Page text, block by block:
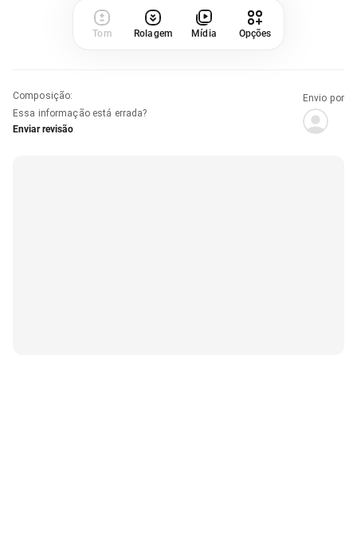
Tom Rolagem Mídia Opções
Composição:
Essa informação está errada?
Enviar revisão
Envio por